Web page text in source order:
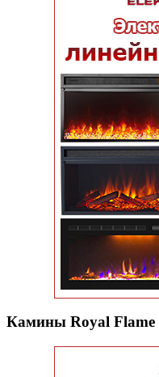
Камины Royal Flame